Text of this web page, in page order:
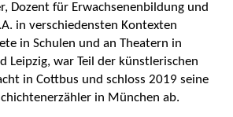
Dozent für Erwachsenenbildung und
in verschiedensten Kontexten
in Schulen und an Theatern in
Leipzig, war Teil der künstlerischen
in Cottbus und schloss 2019 seine
in München ab.